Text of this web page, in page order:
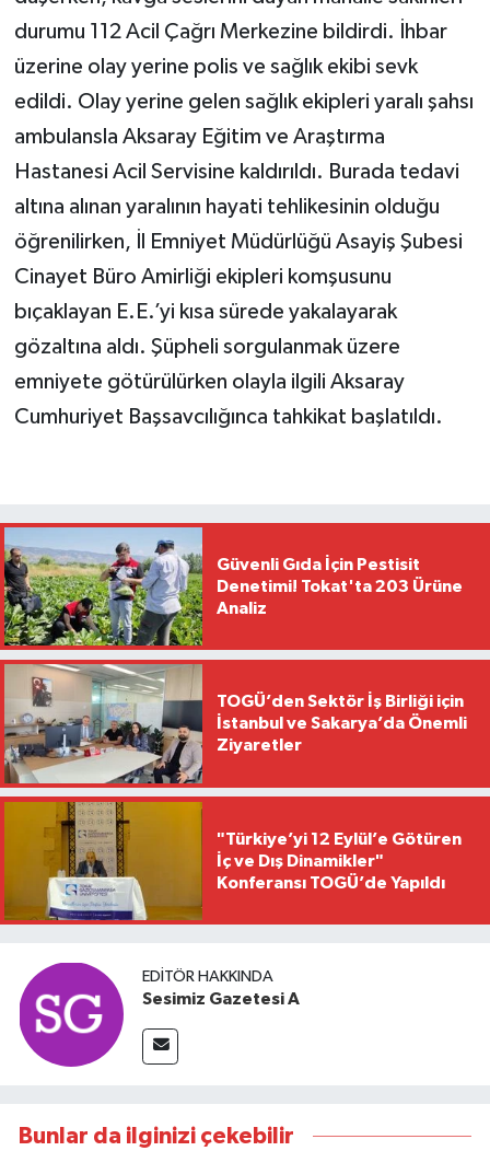
durumu 112 Acil Çağrı Merkezine bildirdi. İhbar
üzerine olay yerine polis ve sağlık ekibi sevk
edildi. Olay yerine gelen sağlık ekipleri yaralı şahsı
ambulansla Aksaray Eğitim ve Araştırma
Hastanesi Acil Servisine kaldırıldı. Burada tedavi
altına alınan yaralının hayati tehlikesinin olduğu
öğrenilirken, İl Emniyet Müdürlüğü Asayiş Şubesi
Cinayet Büro Amirliği ekipleri komşusunu
bıçaklayan E.E.’yi kısa sürede yakalayarak
gözaltına aldı. Şüpheli sorgulanmak üzere
emniyete götürülürken olayla ilgili Aksaray
Cumhuriyet Başsavcılığınca tahkikat başlatıldı.
Güvenli Gıda İçin Pestisit
Denetimi! Tokat'ta 203 Ürüne
Analiz
TOGÜ’den Sektör İş Birliği için
İstanbul ve Sakarya’da Önemli
Ziyaretler
"Türkiye’yi 12 Eylül’e Götüren
İç ve Dış Dinamikler"
Konferansı TOGÜ’de Yapıldı
EDITÖR HAKKINDA
Sesimiz Gazetesi A
Bunlar da ilginizi çekebilir